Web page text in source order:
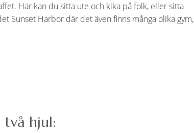
Här kan du sitta ute och kika på folk, eller sitta
Sunset Harbor där det även finns många olika gym,
två hjul: